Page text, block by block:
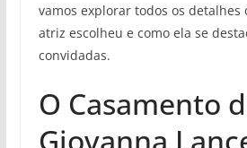
vamos explorar todos os detalhes
atriz escolheu e como ela se
convidadas.
O Casamento